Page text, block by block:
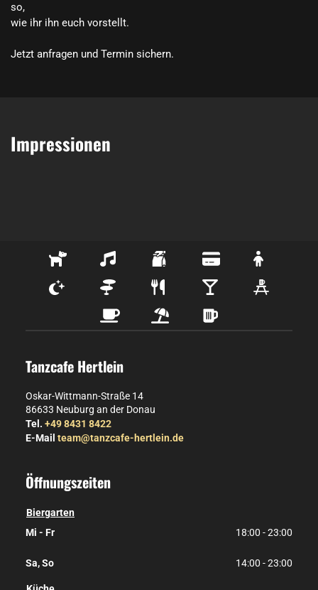
so,
wie ihr ihn euch vorstellt.
Jetzt anfragen und Termin sichern.
Impressionen
Tanzcafe Hertlein
Oskar-Wittmann-Straße 14
86633 Neuburg an der Donau
Tel. +49 8431 8422
E-Mail team@tanzcafe-hertlein.de
Öffnungszeiten
Biergarten
Mi - Fr
18:00 - 23:00
Sa, So 14:00 - 23:00